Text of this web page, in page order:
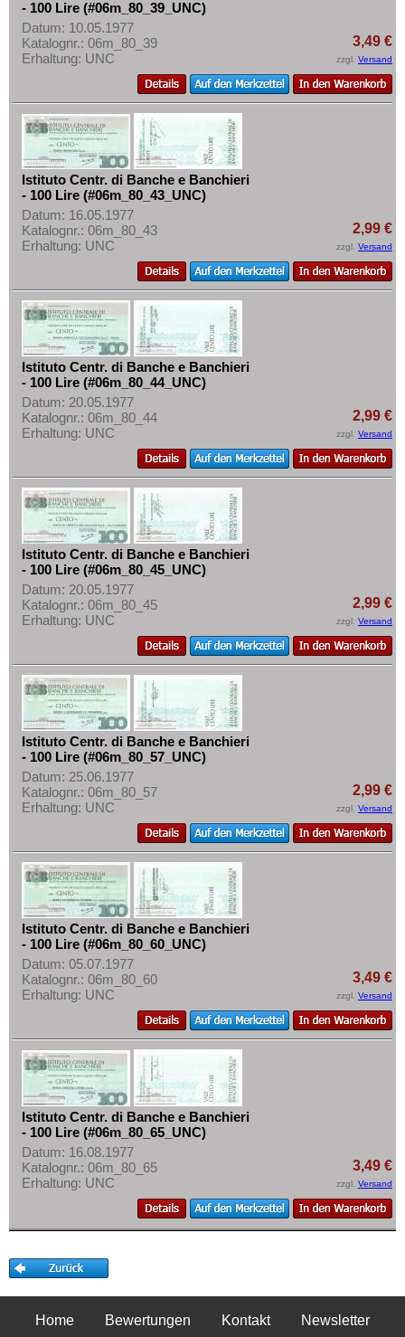
- 100 Lire (#06m_80_39_UNC)
Datum: 10.05.1977
Katalognr.: 06m_80_39
Erhaltung: UNC
3,49 €
zzgl. Versand
Istituto Centr. di Banche e Banchieri
- 100 Lire (#06m_80_43_UNC)
Datum: 16.05.1977
Katalognr.: 06m_80_43
Erhaltung: UNC
2,99 €
zzgl. Versand
Istituto Centr. di Banche e Banchieri
- 100 Lire (#06m_80_44_UNC)
Datum: 20.05.1977
Katalognr.: 06m_80_44
Erhaltung: UNC
2,99 €
zzgl. Versand
Istituto Centr. di Banche e Banchieri
- 100 Lire (#06m_80_45_UNC)
Datum: 20.05.1977
Katalognr.: 06m_80_45
Erhaltung: UNC
2,99 €
zzgl. Versand
Istituto Centr. di Banche e Banchieri
- 100 Lire (#06m_80_57_UNC)
Datum: 25.06.1977
Katalognr.: 06m_80_57
Erhaltung: UNC
2,99 €
zzgl. Versand
Istituto Centr. di Banche e Banchieri
- 100 Lire (#06m_80_60_UNC)
Datum: 05.07.1977
Katalognr.: 06m_80_60
Erhaltung: UNC
3,49 €
zzgl. Versand
Istituto Centr. di Banche e Banchieri
- 100 Lire (#06m_80_65_UNC)
Datum: 16.08.1977
Katalognr.: 06m_80_65
Erhaltung: UNC
3,49 €
zzgl. Versand
Home Bewertungen Kontakt Newsletter